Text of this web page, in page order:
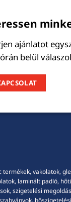
ajánlatot
belül
vakolatok,
laminált padló,
szigetelési